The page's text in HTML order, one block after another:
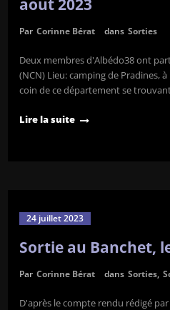
aout 2023
Par Corinne Bérat dans Sorties
Deux membres d'Albédo38 ont
(NCN) Lieu: camping de Pradines,
coin de ce département se
Lire la suite
24 juillet 2023
Sortie au Banchet,
Par Corinne Bérat dans Sorties,
D'après le compte rendu rédigé